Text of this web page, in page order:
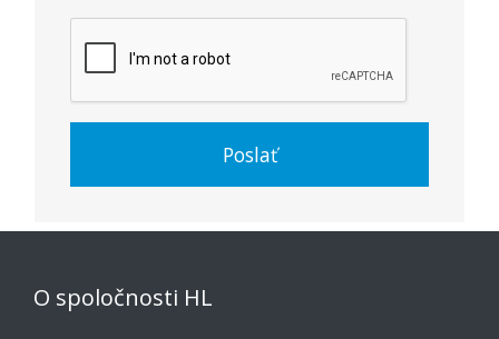
Poslať
O spoločnosti HL